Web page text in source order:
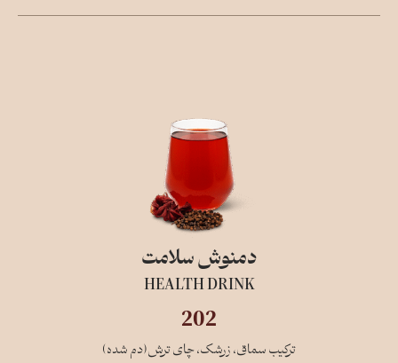
دمنوش سلامت
HEALTH DRINK
202
ترکیب سماق، زرشک، چای ترش(دم شده)